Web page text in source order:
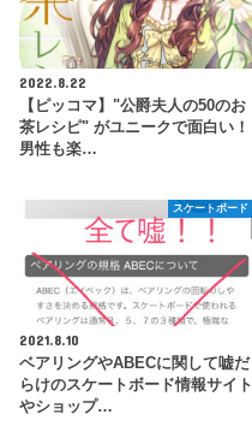
2022.8.22
【ピッコマ】"公爵夫人の50のお
茶レシピ" がユニークで面白い！
男性も楽…
スケートボード
2021.8.10
ベアリングやABECに関して嘘だ
らけのスケートボード情報サイト
やショップ…